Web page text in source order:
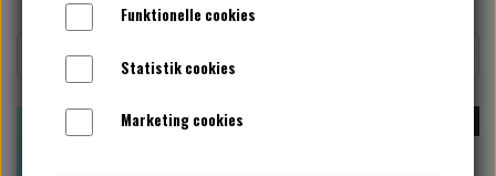
UNIKA PAKKER
KLAR PARAT
-87%
Funktionelle cookies
Statistik cookies
Marketing cookies